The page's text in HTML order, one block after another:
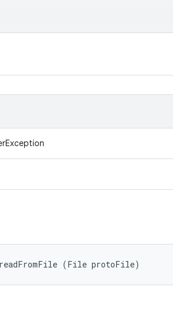
(File protoFile)